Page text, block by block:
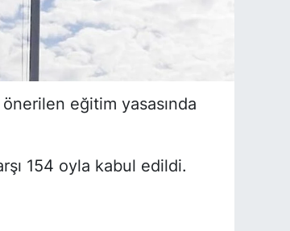
eğitim yasasında
154 oyla kabul edildi.